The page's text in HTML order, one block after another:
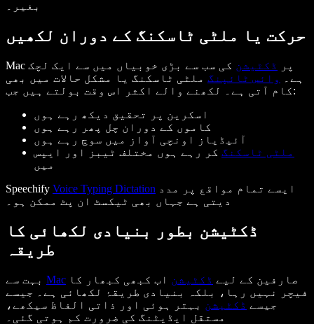
بغیر۔
حرکت یا ملٹی ٹاسکنگ کے دوران لکھیں
Mac پر ڈکٹیشن کی سب سے بڑی خوبیاں میں سے ایک لچک
ہے۔
وائس ٹائپنگ ملٹی ٹاسکنگ یا مشکل حالات میں بھی
کام آتی ہے۔ لکھنے والے اکثر اس وقت بولتے ہیں جب:
اسکرین پر تحقیق دیکھ رہے ہوں
کاموں کے دوران چل پھر رہے ہوں
آئیڈیاز اونچی آواز میں سوچ رہے ہوں
ملٹی ٹاسکنگ کر رہے ہوں مختلف ٹیبز اور ایپس
میں
Speechify Voice Typing Dictation
دیتی ہے جہاں بھی ٹیکسٹ ان پٹ ممکن ہو۔
ڈکٹیشن بطور بنیادی لکھائی کا
طریقہ
Mac صارفین کے لیے ڈکٹیشن اب کبھی کبھار کا
فیچر نہیں رہا، بلکہ بنیادی طریقۂ لکھائی ہے۔ جیسے
جیسے ڈکٹیشن بہتر ہوئی اور ذاتی الفاظ سیکھے،
مستقل ایڈیٹنگ کی ضرورت کم ہوتی گئی۔